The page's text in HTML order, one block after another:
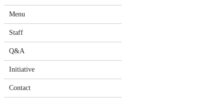
Menu
Staff
Q&A
Initiative
Contact